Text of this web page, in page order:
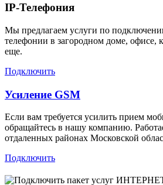
IP-Телефония
Мы предлагаем услуги по
телефонии в загородном доме, офисе,
еще.
Подключить
Усиление GSM
Если вам требуется усилить прием
обращайтесь в нашу компанию.
отдаленных районах Московской
Подключить